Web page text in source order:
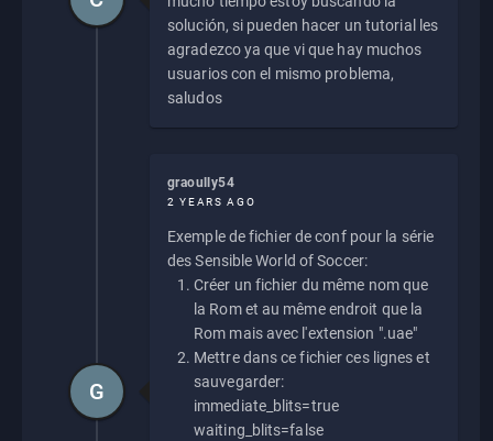
solución, si pueden hacer un tutorial les
agradezco ya que vi que hay muchos
usuarios con el mismo problema,
saludos
graoully54
2 YEARS AGO
Exemple de fichier de conf pour la série
des Sensible World of Soccer:
Créer un fichier du même nom que
la Rom et au même endroit que la
Rom mais avec l'extension ".uae"
Mettre dans ce fichier ces lignes et
sauvegarder:
immediate_blits=true
waiting_blits=false
G